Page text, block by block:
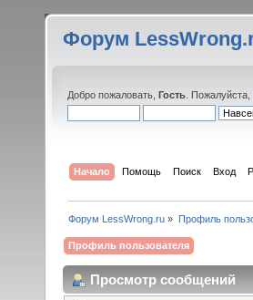
Форум
Добро пожаловать, Гость . Пожалуйста,
Начало Помощь Поиск Вход
Форум LessWrong.ru » Профиль
Профиль пользователя
Просмотр сообщений